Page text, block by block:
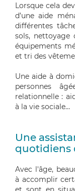
Lorsque cela
d’une aide
différentes
sols, nettoyage
équipements
et tri des
Une aide à
personnes
relationnelle :
à la vie sociale…
Une
quotidiens
Avec l'âge,
à accomplir